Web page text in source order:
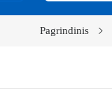
Pagrindinis